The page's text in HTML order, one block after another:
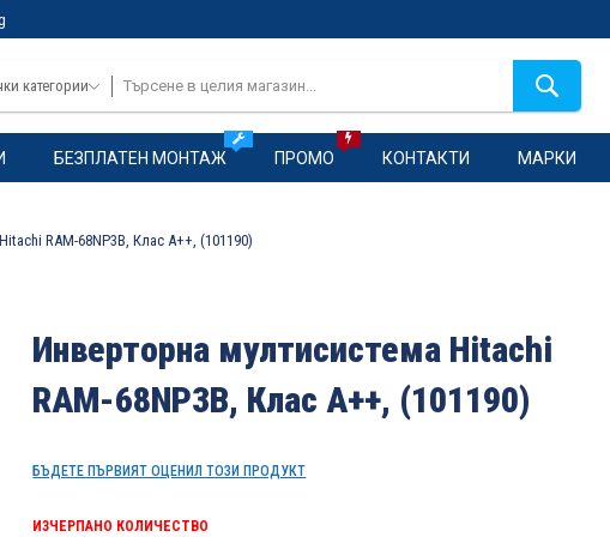
категории
БЕЗПЛАТЕН МОНТАЖ ПРОМО КОНТАКТИ МАРКИ
RAM-68NP3B, Клас А++, (101190)
Инверторна мултисистема Hitachi
RAM-68NP3B, Клас А++, (101190)
БЪДЕТЕ ПЪРВИЯТ ОЦЕНИЛ ТОЗИ ПРОДУКТ
ИЗЧЕРПАНО КОЛИЧЕСТВО